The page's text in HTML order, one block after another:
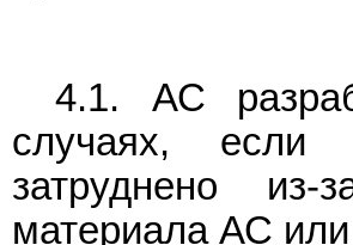
4.1. АС
случаях, если
затруднено
материала АС